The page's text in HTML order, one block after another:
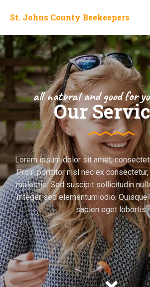
St. Johns County Beekeepers
all natural and good for
Our
Lorem ipsum dolor sit amet,
Proin porttitor nisl nec ex
molestie. Sed suscipit sollicitudin
Integer sed elementum odio.
sapien eget lobortis.